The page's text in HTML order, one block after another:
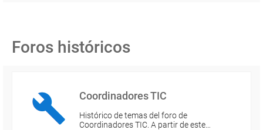
Foros históricos
Coordinadores TIC
Histórico de temas del foro de
Coordinadores TIC. A partir de este…